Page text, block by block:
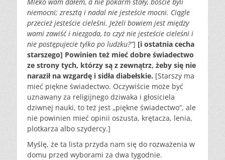
niemocni; zresztą i nadal nie jesteście mocni. Ciągle
przecież jesteście cieleśni. Jeżeli bowiem jest między
wami zawiść i niezgoda, to czyż nie jesteście cieleśni i
nie postępujecie tylko po ludzku?”] [i ostatnia cecha
starszego] Powinien też mieć dobre świadectwo
ze strony tych, którzy są z zewnątrz, żeby się nie
naraził na wzgardę i sidła diabełskie. [Starszy ma
mieć piękne świadectwo. Oczywiście może być
uznawany za religijnego dziwaka i głosiciela
dziwnej nauki, to też jest „piękne świadectwo”, ale
nie powinien mieć opinii oszusta, krętacza, lenia,
plotkarza albo szydercy.]
Myślę, że ta lista przyda nam się do rozważenia w
domu przed wyborami za dwa tygodnie.